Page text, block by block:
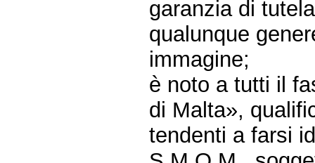
garanzia di
qualunque
immagine;
è noto a tutti il
di Malta»,
tendenti a farsi